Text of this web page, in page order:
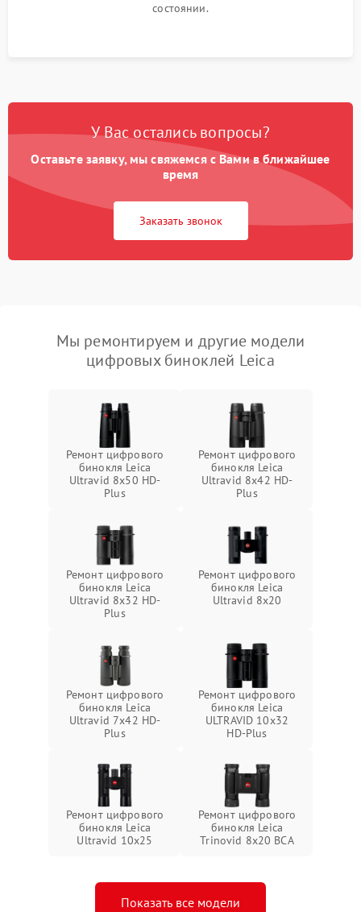
состоянии.
У Вас остались вопросы?
Оставьте заявку, мы свяжемся с Вами в ближайшее
время
Заказать звонок
Мы ремонтируем и другие модели
цифровых биноклей Leica
Ремонт цифрового
бинокля Leica
Ultravid 8x50 HD-
Plus
Ремонт цифрового
бинокля Leica
Ultravid 8x42 HD-
Plus
Ремонт цифрового
бинокля Leica
Ultravid 8x32 HD-
Plus
Ремонт цифрового
бинокля Leica
Ultravid 8x20
Ремонт цифрового
бинокля Leica
Ultravid 7x42 HD-
Plus
Ремонт цифрового
бинокля Leica
ULTRAVID 10x32
HD-Plus
Ремонт цифрового
бинокля Leica
Ultravid 10x25
Ремонт цифрового
бинокля Leica
Trinovid 8x20 BCA
Показать все модели